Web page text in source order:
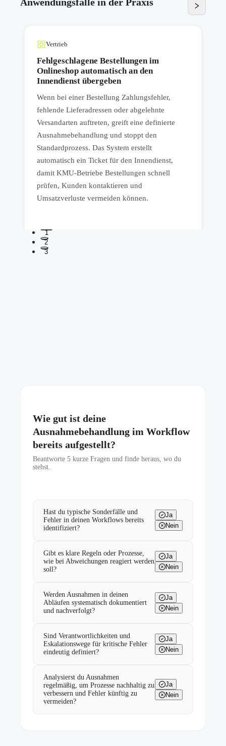
Vertrieb
Fehlgeschlagene Bestellungen im
Onlineshop automatisch an den
Innendienst übergeben
Wenn bei einer Bestellung Zahlungsfehler,
fehlende Lieferadressen oder abgelehnte
Versandarten auftreten, greift eine definierte
Ausnahmebehandlung und stoppt den
Standardprozess. Das System erstellt
automatisch ein Ticket für den Innendienst,
damit KMU-Betriebe Bestellungen schnell
prüfen, Kunden kontaktieren und
Umsatzverluste vermeiden können.
1
2
3
Wie gut ist deine
Ausnahmebehandlung im Workflow
bereits aufgestellt?
Beantworte 5 kurze Fragen und finde heraus, wo du
stehst.
Hast du typische Sonderfälle und
Fehler in deinen Workflows bereits
identifiziert?
Ja
Nein
Gibt es klare Regeln oder Prozesse,
wie bei Abweichungen reagiert werden
soll?
Ja
Nein
Werden Ausnahmen in deinen
Abläufen systematisch dokumentiert
und nachverfolgt?
Ja
Nein
Sind Verantwortlichkeiten und
Eskalationswege für kritische Fehler
eindeutig definiert?
Ja
Nein
Analysierst du Ausnahmen
regelmäßig, um Prozesse nachhaltig zu
verbessern und Fehler künftig zu
vermeiden?
Ja
Nein